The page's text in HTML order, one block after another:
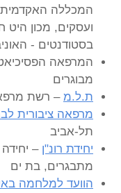
המכללה האקדמית
ועסקים, מכון היט
בסטודנטים -
המרפאה
מבוגרים
ת.ל.מ – רשת
מרפאה ציבורית
תל-אביב
יחידת רונ"ן –
מתבגרים, בת ים
הוועד למלחמה